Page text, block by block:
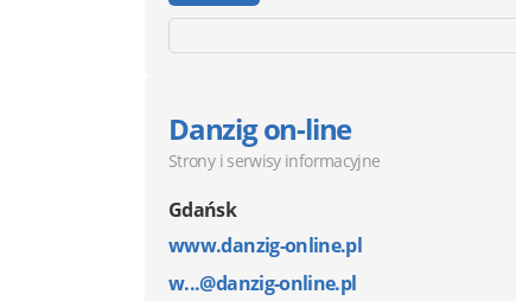
Danzig on-line
Strony i serwisy informacyjne
Gdańsk
www.danzig-online.pl
w...@danzig-online.pl